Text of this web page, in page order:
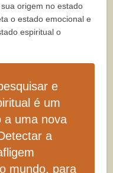
origem no estado
o estado emocional e
espiritual o
e
é um
a uma nova
a
mundo, para